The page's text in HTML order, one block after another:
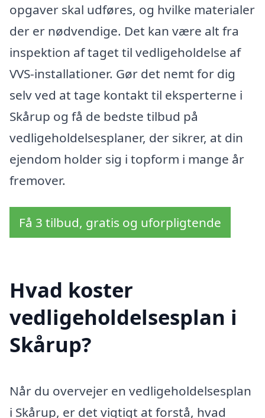
opgaver skal udføres, og hvilke materialer
der er nødvendige. Det kan være alt fra
inspektion af taget til vedligeholdelse af
VVS-installationer. Gør det nemt for dig
selv ved at tage kontakt til eksperterne i
Skårup og få de bedste tilbud på
vedligeholdelsesplaner, der sikrer, at din
ejendom holder sig i topform i mange år
fremover.
Få 3 tilbud, gratis og uforpligtende
Hvad koster
vedligeholdelsesplan i
Skårup?
Når du overvejer en vedligeholdelsesplan
i Skårup, er det vigtigt at forstå, hvad